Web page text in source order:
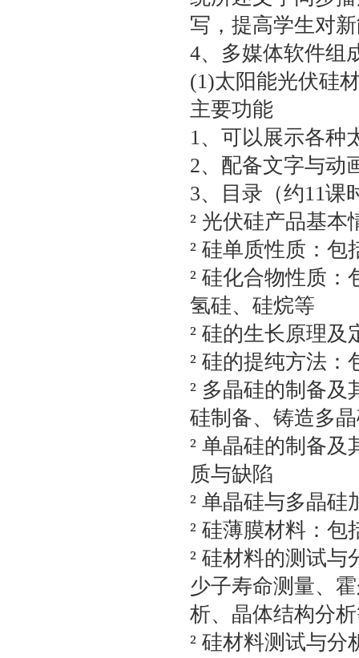
写，提高学生对
4、多媒体软件组
(1)太阳能光伏硅
主要功能
1、可以展示各种
2、配备文字与动
3、目录（约11课
² 光伏硅产品基本
² 硅单质性质：
² 硅化合物性质
氢硅、硅烷等
² 硅的生长原理及
² 硅的提纯方法：
² 多晶硅的制备
硅制备、铸造多
² 单晶硅的制备
质与缺陷
² 单晶硅与多晶硅
² 硅薄膜材料：
² 硅材料的测试
少子寿命测量、
析、晶体结构分
² 硅材料测试与